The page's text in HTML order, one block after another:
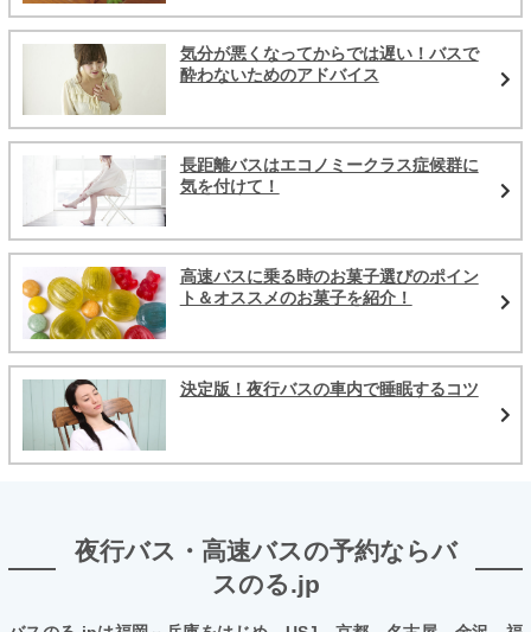
気分が悪くなってからでは遅い！バスで
酔わないためのアドバイス
長距離バスはエコノミークラス症候群に
気を付けて！
高速バスに乗る時のお菓子選びのポイン
ト＆オススメのお菓子を紹介！
決定版！夜行バスの車内で睡眠するコツ
夜行バス・高速バスの予約ならバ
スのる.jp